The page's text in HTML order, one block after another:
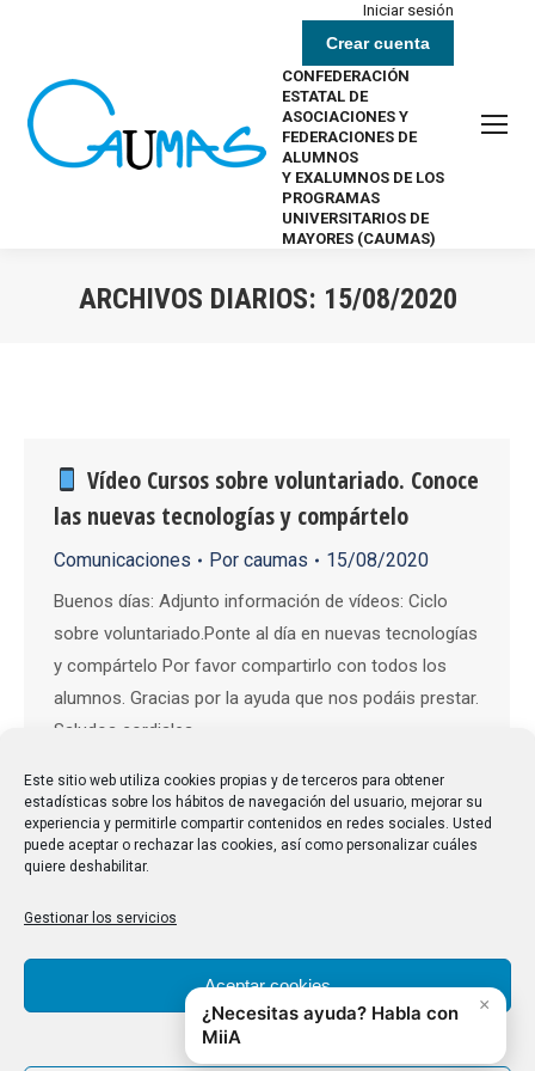
Este sitio web utiliza cookies propias y de terceros para obtener
estadísticas sobre los hábitos de navegación del usuario, mejorar su
experiencia y permitirle compartir contenidos en redes sociales. Usted
puede aceptar o rechazar las cookies, así como personalizar cuáles
quiere deshabilitar.
Gestionar los servicios
Aceptar cookies
Denegar
Iniciar sesión
Crear cuenta
CONFEDERACIÓN
ESTATAL DE
ASOCIACIONES Y
FEDERACIONES DE
ALUMNOS
Y EXALUMNOS DE LOS
PROGRAMAS
UNIVERSITARIOS DE
MAYORES (CAUMAS)
ARCHIVOS DIARIOS: 15/08/2020
Vídeo Cursos sobre voluntariado. Conoce
las nuevas tecnologías y compártelo
Comunicaciones Por caumas 15/08/2020
Buenos días: Adjunto información de vídeos: Ciclo
sobre voluntariado.Ponte al día en nuevas tecnologías
y compártelo Por favor compartirlo con todos los
alumnos. Gracias por la ayuda que nos podáis prestar.
Saludos cordiales.